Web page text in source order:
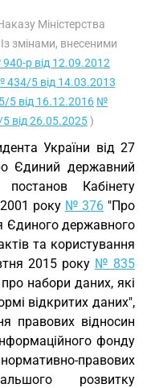
Міністерства
змінами, внесеними
р від 12.09.2012
434/5 від 14.03.2013
5 від 16.12.2016 №
від 26.05.2025)
України від 27
Єдиний державний
Кабінету
2001 року № 376 "Про
Єдиного державного
та користування
2015 року № 835
набори даних, які
відкритих даних",
правових відносин
фонду
правових
розвитку